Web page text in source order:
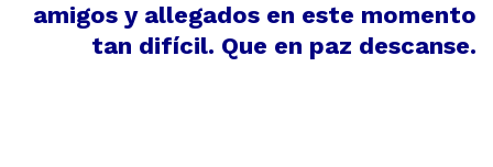
amigos y allegados en este momento
tan difícil. Que en paz descanse.